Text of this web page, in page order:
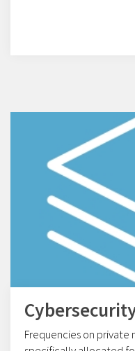
Frequencies on